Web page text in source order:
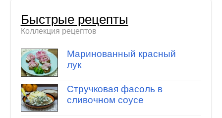
Быстрые рецепты
Коллекция рецептов
Маринованный красный
лук
Стручковая фасоль в
сливочном соусе